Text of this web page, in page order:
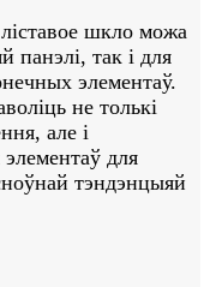
шкло можа
панэлі, так і для
элементаў.
не толькі
але і
для
тэндэнцыяй